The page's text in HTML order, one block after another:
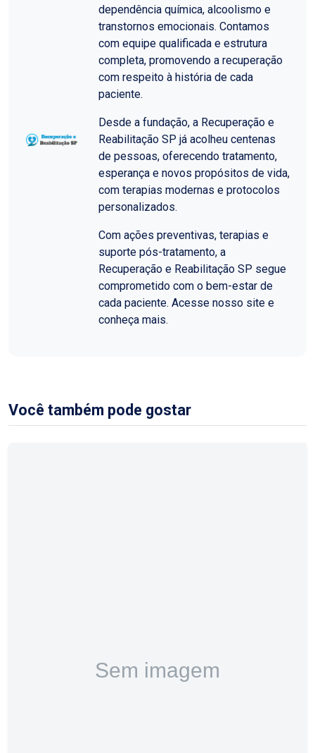
dependência química, alcoolismo e
transtornos emocionais. Contamos
com equipe qualificada e estrutura
completa, promovendo a recuperação
com respeito à história de cada
paciente.
Desde a fundação, a Recuperação e
Reabilitação SP já acolheu centenas
de pessoas, oferecendo tratamento,
esperança e novos propósitos de vida,
com terapias modernas e protocolos
personalizados.
Com ações preventivas, terapias e
suporte pós-tratamento, a
Recuperação e Reabilitação SP segue
comprometido com o bem-estar de
cada paciente. Acesse nosso site e
conheça mais.
Você também pode gostar